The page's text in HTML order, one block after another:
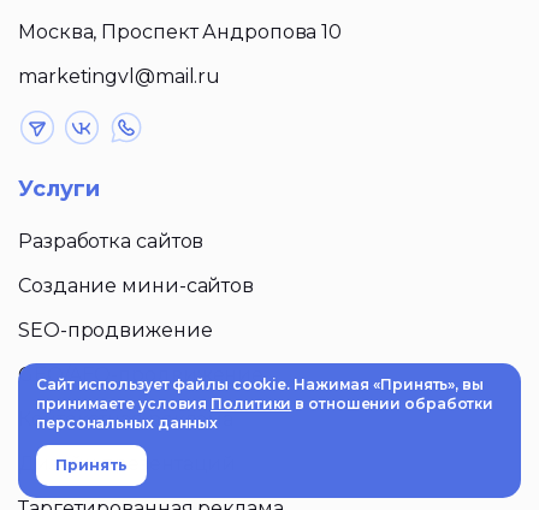
Москва, Проспект Андропова 10
marketingvl@mail.ru
Услуги
Разработка сайтов
Создание мини-сайтов
SEO-продвижение
GEO/AEO-продвижение
Контекстная реклама
Дизайн презентаций
Сайт использует файлы cookie. Нажимая «Принять», вы
принимаете условия Политики в отношении обработки
персональных данных
Принять